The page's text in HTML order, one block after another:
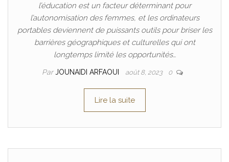
l’éducation est un facteur déterminant pour
l’autonomisation des femmes, et les ordinateurs
portables deviennent de puissants outils pour briser les
barrières géographiques et culturelles qui ont
longtemps limité les opportunités…
ParJOUNAIDI ARFAOUI août 8, 2023 0
Lire la suite